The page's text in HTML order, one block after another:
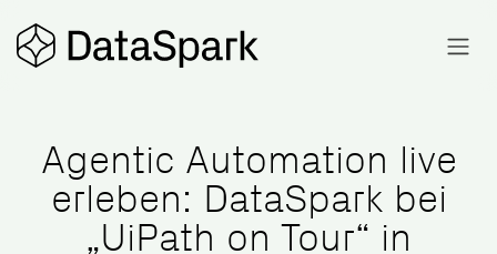
Agentic Automation live
erleben: DataSpark bei
„UiPath on Tour“ in